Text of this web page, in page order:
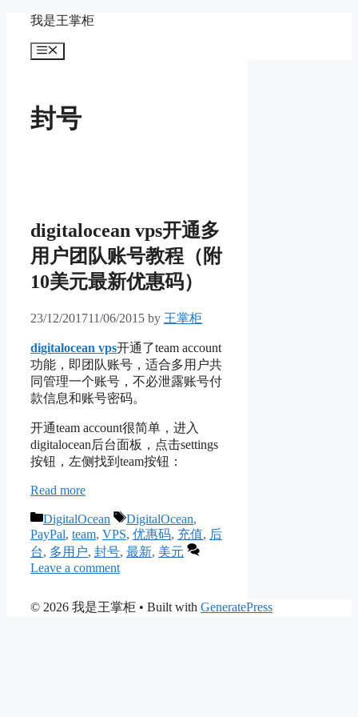
content
我是王掌柜
Menu
封号
digitalocean vps开通多
用户团队账号教程（附
10美元最新优惠码）
23/12/201711/06/2015 by 王掌柜
digitalocean vps开通了team account
功能，即团队账号，适合多用户共
同管理一个账号，不必泄露账号付
款信息和账号密码。
开通team account很简单，进入
digitalocean后台面板，点击settings
按钮，左侧找到team按钮：
Read more
Categories
DigitalOcean Tags
DigitalOcean,
PayPal, team, VPS, 优惠码, 充值, 后
台, 多用户, 封号, 最新, 美元
Leave a comment
© 2026 我是王掌柜 • Built with GeneratePress